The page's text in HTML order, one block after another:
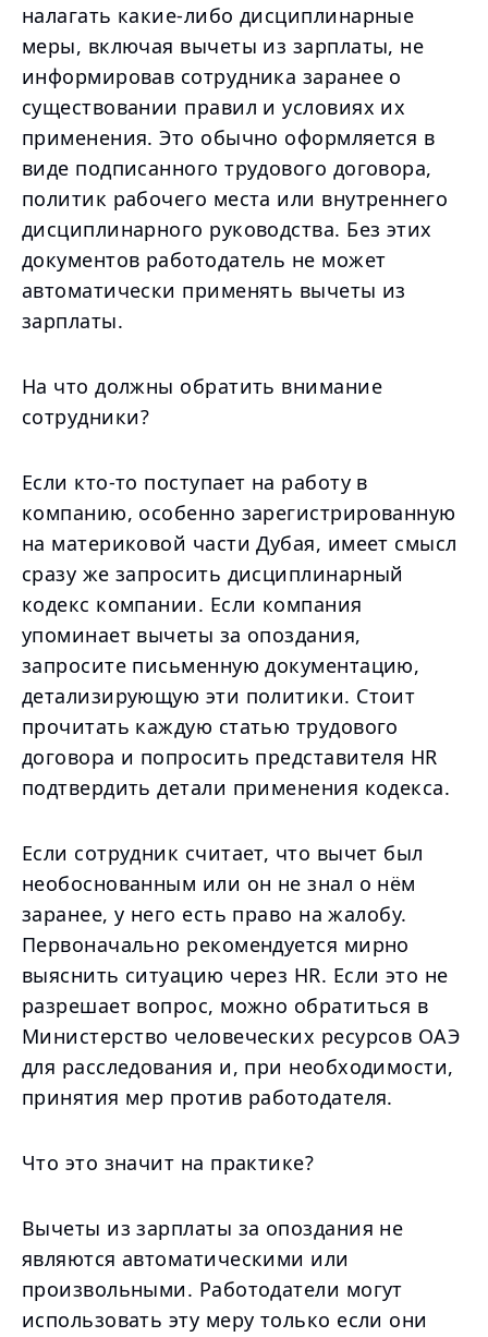
налагать какие-либо дисциплинарные
меры, включая вычеты из зарплаты, не
информировав сотрудника заранее о
существовании правил и условиях их
применения. Это обычно оформляется в
виде подписанного трудового договора,
политик рабочего места или внутреннего
дисциплинарного руководства. Без этих
документов работодатель не может
автоматически применять вычеты из
зарплаты.
На что должны обратить внимание
сотрудники?
Если кто-то поступает на работу в
компанию, особенно зарегистрированную
на материковой части Дубая, имеет смысл
сразу же запросить дисциплинарный
кодекс компании. Если компания
упоминает вычеты за опоздания,
запросите письменную документацию,
детализирующую эти политики. Стоит
прочитать каждую статью трудового
договора и попросить представителя HR
подтвердить детали применения кодекса.
Если сотрудник считает, что вычет был
необоснованным или он не знал о нём
заранее, у него есть право на жалобу.
Первоначально рекомендуется мирно
выяснить ситуацию через HR. Если это не
разрешает вопрос, можно обратиться в
Министерство человеческих ресурсов ОАЭ
для расследования и, при необходимости,
принятия мер против работодателя.
Что это значит на практике?
Вычеты из зарплаты за опоздания не
являются автоматическими или
произвольными. Работодатели могут
использовать эту меру только если они